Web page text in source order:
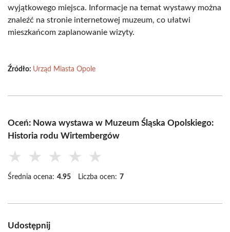
wyjątkowego miejsca. Informacje na temat wystawy można
znaleźć na stronie internetowej muzeum, co ułatwi
mieszkańcom zaplanowanie wizyty.
Źródło: Urząd Miasta Opole
Oceń: Nowa wystawa w Muzeum Śląska Opolskiego:
Historia rodu Wirtembergów
★ ★ ★ ★ ★
Średnia ocena: 4.95 Liczba ocen: 7
Udostępnij